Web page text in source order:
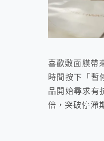
喜歡敷面膜帶
時間按下「暫
品開始尋求有
倍，突破停滯